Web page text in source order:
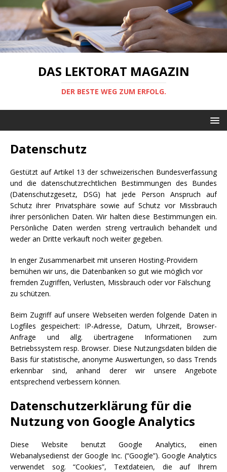
DAS LEKTORAT MAGAZIN
DER BESTE WEG ZUM ERFOLG.
Datenschutz
Gestützt auf Artikel 13 der schweizerischen Bundesverfassung
und die datenschutzrechtlichen Bestimmungen des Bundes
(Datenschutzgesetz, DSG) hat jede Person Anspruch auf
Schutz ihrer Privatsphäre sowie auf Schutz vor Missbrauch
ihrer persönlichen Daten. Wir halten diese Bestimmungen ein.
Persönliche Daten werden streng vertraulich behandelt und
weder an Dritte verkauft noch weiter gegeben.
In enger Zusammenarbeit mit unseren Hosting-Providern
bemühen wir uns, die Datenbanken so gut wie möglich vor
fremden Zugriffen, Verlusten, Missbrauch oder vor Fälschung
zu schützen.
Beim Zugriff auf unsere Webseiten werden folgende Daten in
Logfiles gespeichert: IP-Adresse, Datum, Uhrzeit, Browser-
Anfrage und allg. übertragene Informationen zum
Betriebssystem resp. Browser. Diese Nutzungsdaten bilden die
Basis für statistische, anonyme Auswertungen, so dass Trends
erkennbar sind, anhand derer wir unsere Angebote
entsprechend verbessern können.
Datenschutzerklärung für die
Nutzung von Google Analytics
Diese Website benutzt Google Analytics, einen
Webanalysedienst der Google Inc. (“Google”). Google Analytics
verwendet sog. “Cookies”, Textdateien, die auf Ihrem